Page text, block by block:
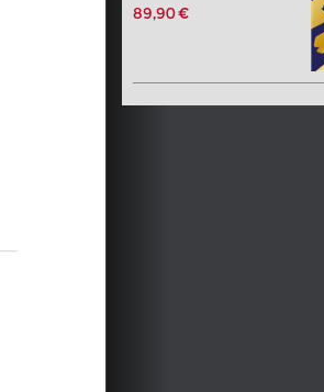
89,90 €